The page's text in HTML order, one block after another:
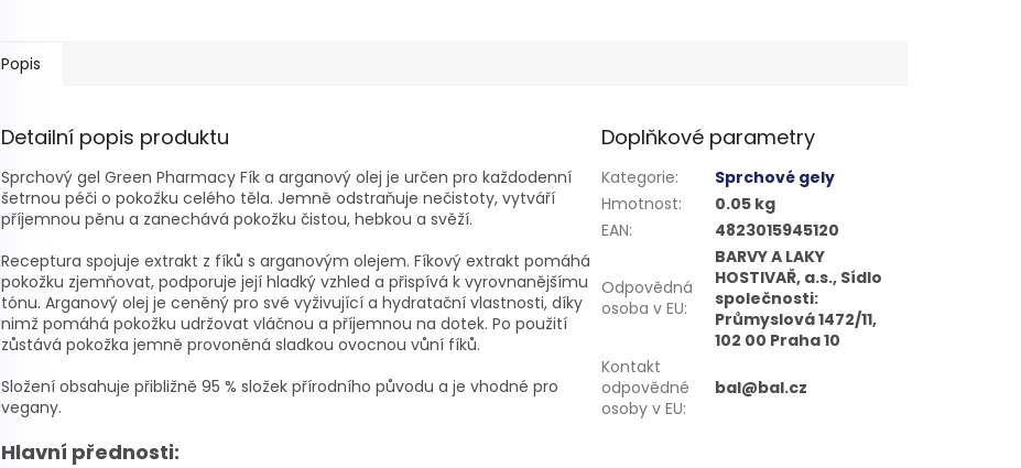
Popis
Detailní popis produktu
Sprchový gel Green Pharmacy Fík a arganový olej je určen pro každodenní
šetrnou péči o pokožku celého těla. Jemně odstraňuje nečistoty, vytváří
příjemnou pěnu a zanechává pokožku čistou, hebkou a svěží.
Receptura spojuje extrakt z fíků s arganovým olejem. Fíkový extrakt pomáhá
pokožku zjemňovat, podporuje její hladký vzhled a přispívá k vyrovnanějšímu
tónu. Arganový olej je ceněný pro své vyživující a hydratační vlastnosti, díky
nimž pomáhá pokožku udržovat vláčnou a příjemnou na dotek. Po použití
zůstává pokožka jemně provoněná sladkou ovocnou vůní fíků.
Složení obsahuje přibližně 95 % složek přírodního původu a je vhodné pro
vegany.
Hlavní přednosti:
Doplňkové parametry
Kategorie:
Sprchové gely
Hmotnost:
0.05 kg
EAN: 4823015945120
Odpovědná
osoba v EU:
BARVY A LAKY
HOSTIVAŘ, a.s., Sídlo
společnosti:
Průmyslová 1472/11,
102 00 Praha 10
Kontakt
odpovědné
osoby v EU:
bal@bal.cz